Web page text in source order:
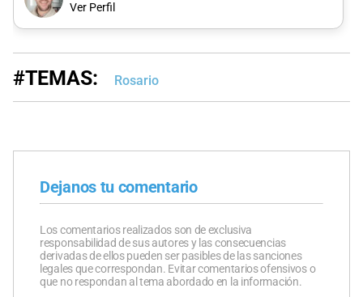
Ver Perfil
#TEMAS: Rosario
Dejanos tu comentario
Los comentarios realizados son de exclusiva
responsabilidad de sus autores y las consecuencias
derivadas de ellos pueden ser pasibles de las sanciones
legales que correspondan. Evitar comentarios ofensivos o
que no respondan al tema abordado en la información.